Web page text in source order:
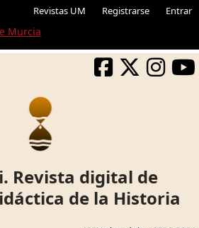
Revistas UM Registrarse Entrar
Revista digital de
de la Historia